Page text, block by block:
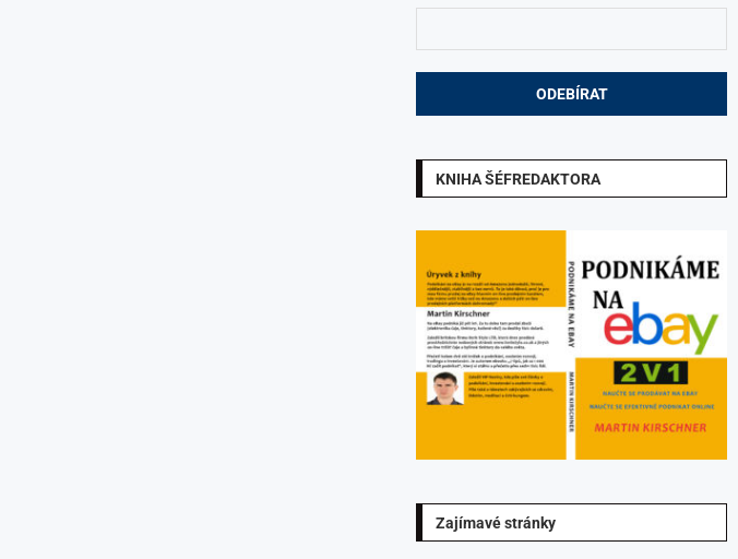
KNIHA ŠÉFREDAKTORA
Zajímavé stránky